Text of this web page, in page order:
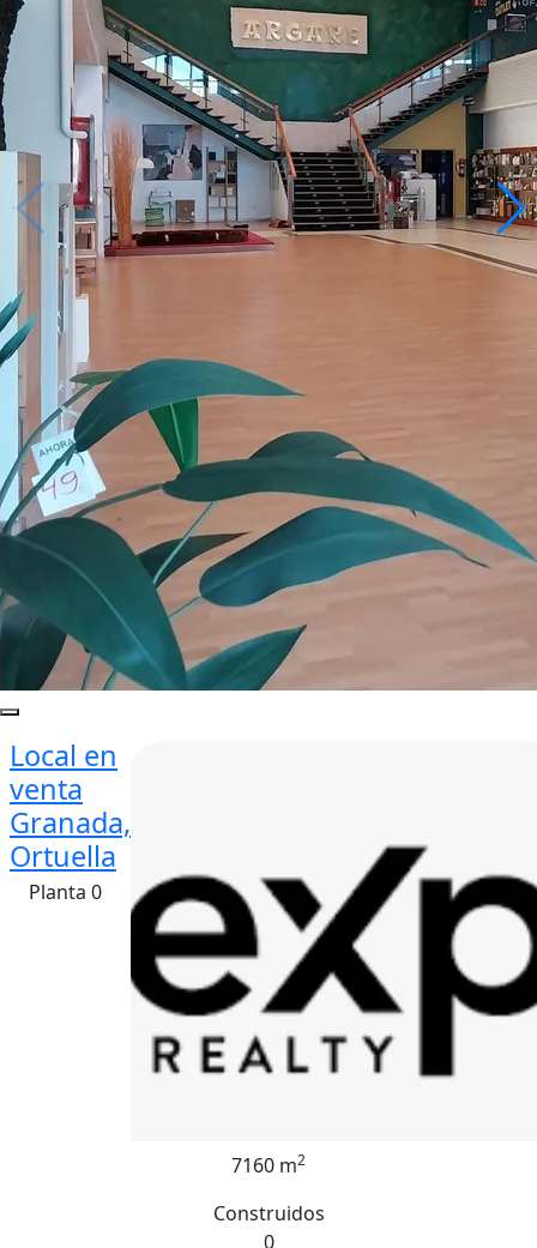
Local en
venta
Granada,
Ortuella
Planta 0
7160 m2
Construidos
0